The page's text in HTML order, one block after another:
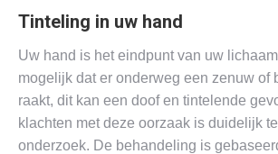
Tinteling in uw hand
Uw hand is het eindpunt van uw
mogelijk dat er onderweg een zenuw of
raakt, dit kan een doof en tintelende
klachten met deze oorzaak is duidelijk
onderzoek. De behandeling is